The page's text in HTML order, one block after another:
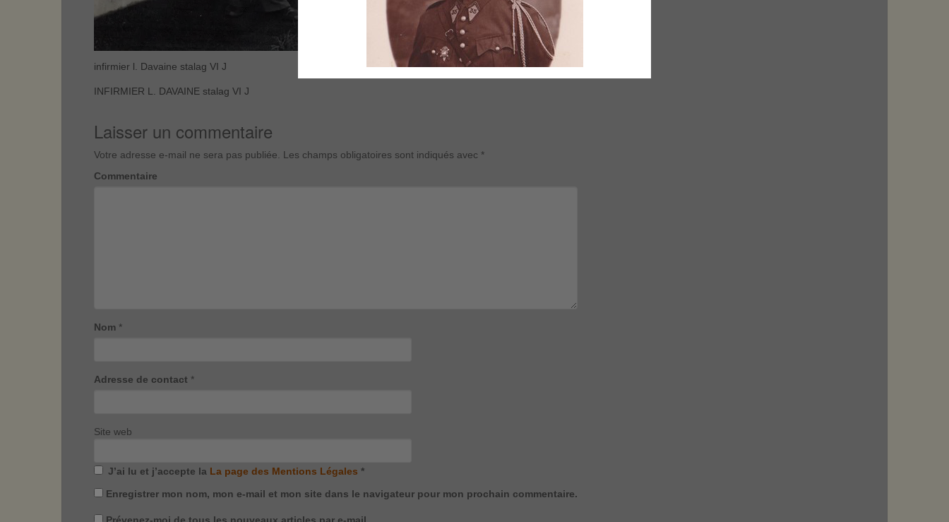
infirmier l. Davaine stalag VI J
INFIRMIER L. DAVAINE stalag VI J
Laisser un commentaire
Votre adresse e-mail ne sera pas publiée. Les champs obligatoires sont indiqués avec *
Commentaire
Nom *
Adresse de contact *
Site web
J’ai lu et j’accepte la La page des Mentions Légales *
Enregistrer mon nom, mon e-mail et mon site dans le navigateur pour mon prochain commentaire.
Prévenez-moi de tous les nouveaux articles par e-mail.